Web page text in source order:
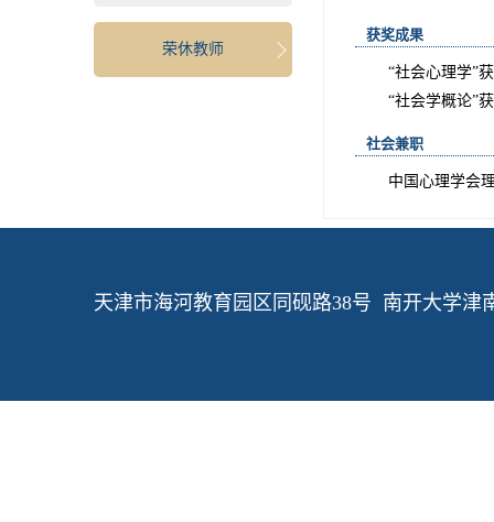
荣休教师
获奖成果
“社会心理学”
“社会学概论”
社会兼职
中国心理学会
天津市海河教育园区同砚路38号 南开大学